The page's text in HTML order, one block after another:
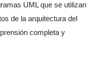
UML que se utilizan
de la arquitectura del
completa y